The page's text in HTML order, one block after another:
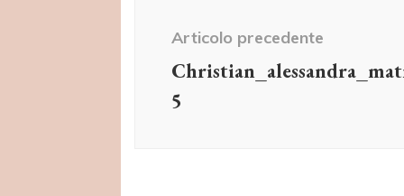
articolo
Articolo precedente
5